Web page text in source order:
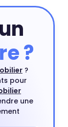
?
?
pour
une